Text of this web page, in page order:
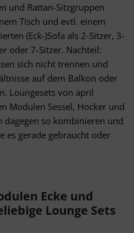
und Rattan-Sitzgruppen
Tisch und evtl. einem
(Eck-)Sofa als 2-Sitzer, 3-
oder 7-Sitzer. Nachteil:
sich nicht trennen und
auf dem Balkon oder
Loungesets von april
Modulen Sessel, Hocker und
dagegen so kombinieren und
es gerade gebraucht oder
Ecke und
Lounge Sets